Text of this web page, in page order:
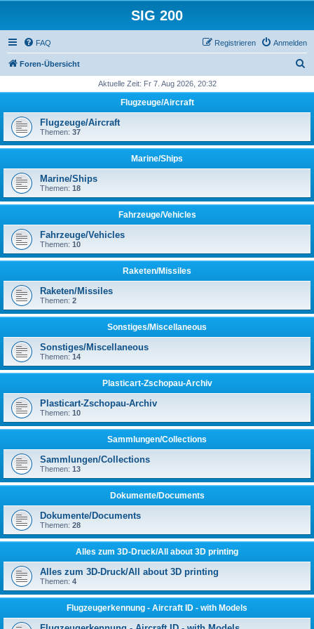
SIG 200
FAQ Anmelden
Registrieren
Foren-Übersicht
h
Aktuelle Zeit: Fr 7. Aug 2026, 20:32
Flugzeuge/Aircraft
Flugzeuge/Aircraft
Themen: 37
Marine/Ships
Marine/Ships
Themen: 18
Fahrzeuge/Vehicles
Fahrzeuge/Vehicles
Themen: 10
Raketen/Missiles
Raketen/Missiles
Themen: 2
Sonstiges/Miscellaneous
Sonstiges/Miscellaneous
Themen: 14
Plasticart-Zschopau-Archiv
Plasticart-Zschopau-Archiv
Themen: 10
Sammlungen/Collections
Sammlungen/Collections
Themen: 13
Dokumente/Documents
Dokumente/Documents
Themen: 28
Alles zum 3D-Druck/All about 3D printing
Alles zum 3D-Druck/All about 3D printing
Themen: 4
Flugzeugerkennung - Aircraft ID - with Models